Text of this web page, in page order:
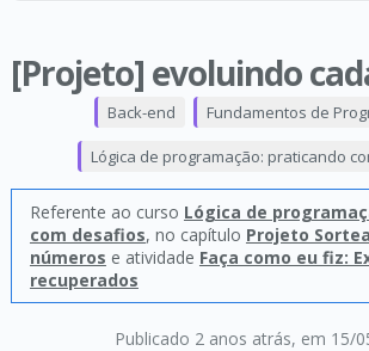
[Projeto] evoluindo
Publicado 2 anos atrás, em 15/
Back-end Fundamentos de
Lógica de programação: praticando
Referente ao curso Lógica de
com desafios, no capítulo Projeto
números e atividade Faça como eu fiz:
recuperados